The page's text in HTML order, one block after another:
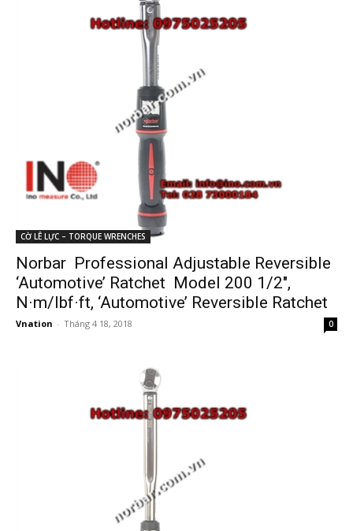
CỜ LÊ LỰC – TORQUE WRENCHES
Norbar Professional Adjustable Reversible
‘Automotive’ Ratchet Model 200 1/2″,
N·m/lbf·ft, ‘Automotive’ Reversible Ratchet
Vnation - Tháng 4 18, 2018 0